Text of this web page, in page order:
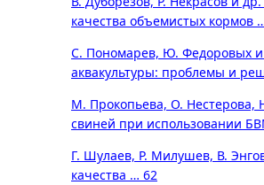
качества объемистых кормов
С. Пономарев, Ю. Федоровых
аквакультуры: проблемы и
М. Прокопьева, О. Нестерова,
свиней при использовании
Г. Шулаев, Р. Милушев, В.
качества … 62